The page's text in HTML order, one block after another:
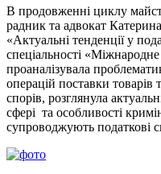
В продовженні циклу
радник та адвокат
«Актуальні тенденції у
спеціальності
проаналізувала
операцій поставки товарів
спорів, розглянула
сфері та особливості
супроводжують податкові